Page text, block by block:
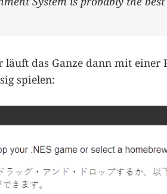
das Ganze dann mit einer
spielen: